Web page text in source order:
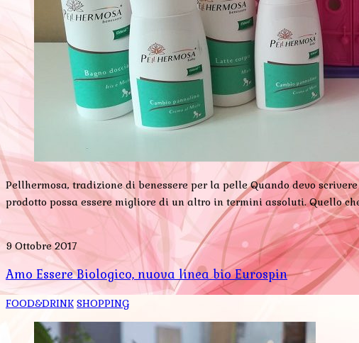
Pellhermosa, tradizione di benessere per la pelle Quando devo
prodotto possa essere migliore di un altro in termini assoluti. Quello
9 Ottobre 2017
Amo Essere Biologico, nuova linea bio Eurospin
FOOD&DRINK SHOPPING